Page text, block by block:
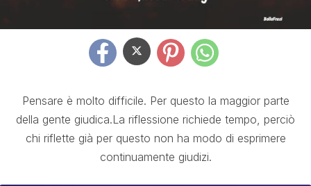
Pensare è molto difficile. Per questo la maggior parte
della gente giudica.La riflessione richiede tempo, perciò
chi riflette già per questo non ha modo di esprimere
continuamente giudizi.